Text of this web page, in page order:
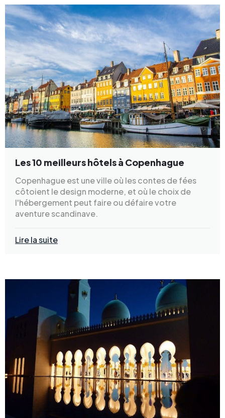
Les 10 meilleurs hôtels à Copenhague
Copenhague est une ville où les contes de fées
côtoient le design moderne, et où le choix de
l'hébergement peut faire ou défaire votre
aventure scandinave.
Lire la suite